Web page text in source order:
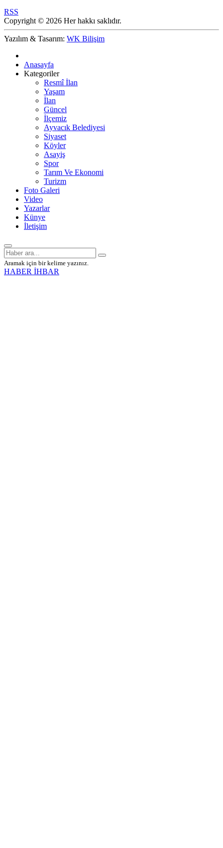
RSS
Copyright © 2026 Her hakkı saklıdır.
Yazılım & Tasarım: WK Bilişim
Anasayfa
Kategoriler
Resmî İlan
Yaşam
İlan
Güncel
İlçemiz
Ayvacık Belediyesi
Siyaset
Köyler
Asayiş
Spor
Tarım Ve Ekonomi
Turizm
Foto Galeri
Video
Yazarlar
Künye
İletişim
Aramak için bir kelime yazınız.
HABER İHBAR